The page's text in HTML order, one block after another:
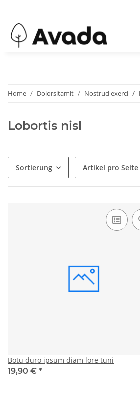
Home Dolorsitamit Nostrud exerci
Lobortis nisl
Sortierung Artikel pro Seite
Botu duro ipsum diam lore tuni
19,90 € *